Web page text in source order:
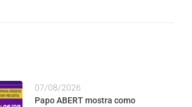
07/08/2026
Papo ABERT mostra como